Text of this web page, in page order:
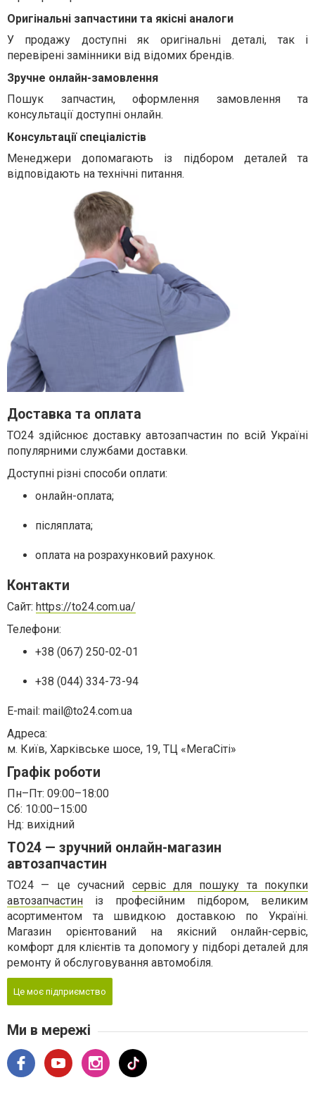
Оригінальні запчастини та якісні аналоги
У продажу доступні як оригінальні деталі, так і
перевірені замінники від відомих брендів.
Зручне онлайн-замовлення
Пошук запчастин, оформлення замовлення та
консультації доступні онлайн.
Консультації спеціалістів
Менеджери допомагають із підбором деталей та
відповідають на технічні питання.
Доставка та оплата
TO24 здійснює доставку автозапчастин по всій Україні
популярними службами доставки.
Доступні різні способи оплати:
онлайн-оплата;
післяплата;
оплата на розрахунковий рахунок.
Контакти
Сайт: https://to24.com.ua/
Телефони:
+38 (067) 250-02-01
+38 (044) 334-73-94
E-mail: mail@to24.com.ua
Адреса:
м. Київ, Харківське шосе, 19, ТЦ «МегаСіті»
Графік роботи
Пн–Пт: 09:00–18:00
Сб: 10:00–15:00
Нд: вихідний
TO24 — зручний онлайн-магазин
автозапчастин
TO24 — це сучасний сервіс для пошуку та покупки
автозапчастин із професійним підбором, великим
асортиментом та швидкою доставкою по Україні.
Магазин орієнтований на якісний онлайн-сервіс,
комфорт для клієнтів та допомогу у підборі деталей для
ремонту й обслуговування автомобіля.
Це моє підприємство
Ми в мережі